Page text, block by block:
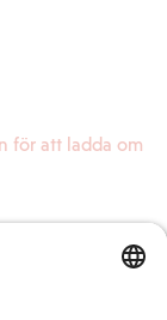
för att ladda om